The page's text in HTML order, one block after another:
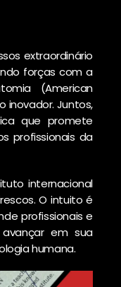
extraordinário
forças com a
(American
inovador. Juntos,
que promete
profissionais da
internacional
O intuito é
profissionais e
em sua
humana.